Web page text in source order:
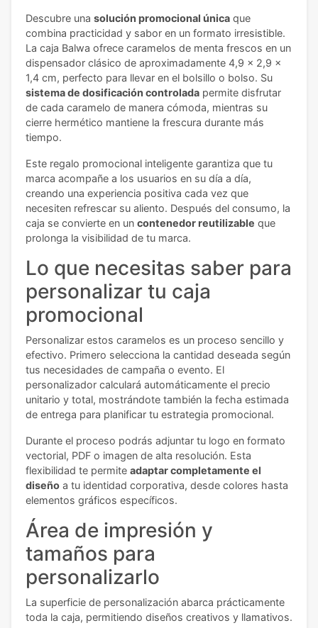
Descubre una solución promocional única que
combina practicidad y sabor en un formato irresistible.
La caja Balwa ofrece caramelos de menta frescos en un
dispensador clásico de aproximadamente 4,9 x 2,9 x
1,4 cm, perfecto para llevar en el bolsillo o bolso. Su
sistema de dosificación controlada permite disfrutar
de cada caramelo de manera cómoda, mientras su
cierre hermético mantiene la frescura durante más
tiempo.
Este regalo promocional inteligente garantiza que tu
marca acompañe a los usuarios en su día a día,
creando una experiencia positiva cada vez que
necesiten refrescar su aliento. Después del consumo, la
caja se convierte en un contenedor reutilizable que
prolonga la visibilidad de tu marca.
Lo que necesitas saber para
personalizar tu caja
promocional
Personalizar estos caramelos es un proceso sencillo y
efectivo. Primero selecciona la cantidad deseada según
tus necesidades de campaña o evento. El
personalizador calculará automáticamente el precio
unitario y total, mostrándote también la fecha estimada
de entrega para planificar tu estrategia promocional.
Durante el proceso podrás adjuntar tu logo en formato
vectorial, PDF o imagen de alta resolución. Esta
flexibilidad te permite adaptar completamente el
diseño a tu identidad corporativa, desde colores hasta
elementos gráficos específicos.
Área de impresión y
tamaños para
personalizarlo
La superficie de personalización abarca prácticamente
toda la caja, permitiendo diseños creativos y llamativos.